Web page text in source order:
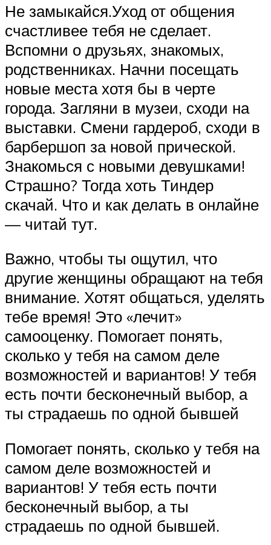
Не замыкайся.Уход от общения
счастливее тебя не сделает.
Вспомни о друзьях, знакомых,
родственниках. Начни посещать
новые места хотя бы в черте
города. Загляни в музеи, сходи на
выставки. Смени гардероб, сходи в
барбершоп за новой прической.
Знакомься с новыми девушками!
Страшно? Тогда хоть Тиндер
скачай. Что и как делать в онлайне
— читай тут.
Важно, чтобы ты ощутил, что
другие женщины обращают на тебя
внимание. Хотят общаться, уделять
тебе время! Это «лечит»
самооценку. Помогает понять,
сколько у тебя на самом деле
возможностей и вариантов! У тебя
есть почти бесконечный выбор, а
ты страдаешь по одной бывшей
Помогает понять, сколько у тебя на
самом деле возможностей и
вариантов! У тебя есть почти
бесконечный выбор, а ты
страдаешь по одной бывшей.